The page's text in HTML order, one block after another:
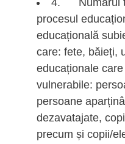
4. Numărul
procesul
educațională
care: fete, băieți,
educaționale
vulnerabile:
persoane
dezavatajate,
precum și copii/